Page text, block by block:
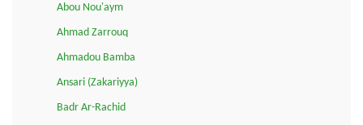
Abou Nou'aym
Ahmad Zarrouq
Ahmadou Bamba
Ansari (Zakariyya)
Badr Ar-Rachid